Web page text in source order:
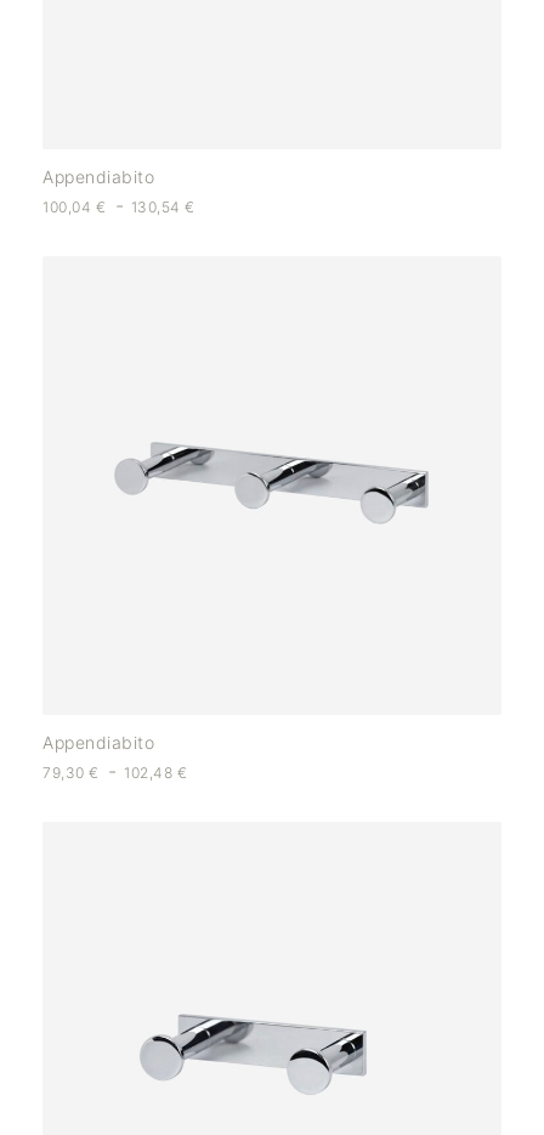
Appendiabito
100,04 € - 130,54€
Appendiabito
79,30 € - 102,48 €